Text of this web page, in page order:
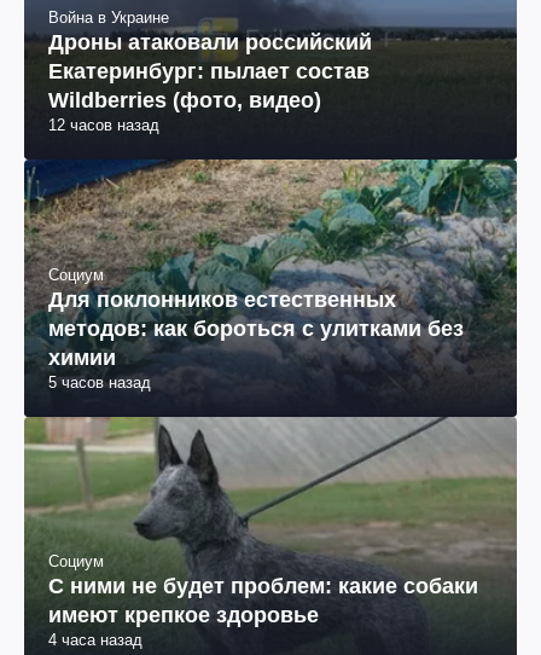
Война в Украине
Дроны атаковали российский
Екатеринбург: пылает состав
Wildberries (фото, видео)
12 часов назад
Социум
Для поклонников естественных
методов: как бороться с улитками без
химии
5 часов назад
Социум
С ними не будет проблем: какие собаки
имеют крепкое здоровье
4 часа назад